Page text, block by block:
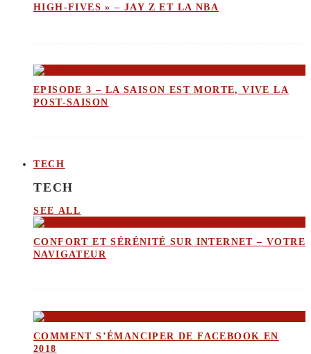
HIGH-FIVES » – JAY Z ET LA NBA
EPISODE 3 – LA SAISON EST MORTE, VIVE LA
POST-SAISON
TECH
TECH
SEE ALL
CONFORT ET SÉRÉNITÉ SUR INTERNET – VOTRE
NAVIGATEUR
COMMENT S’ÉMANCIPER DE FACEBOOK EN
2018